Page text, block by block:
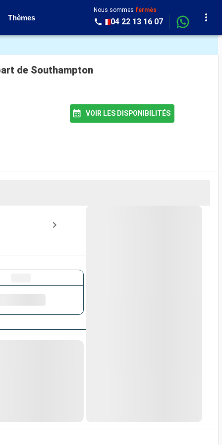
Thèmes
Nous sommes fermés
04 22 13 16 07
de Southampton
VOIR LES DISPONIBILITÉS